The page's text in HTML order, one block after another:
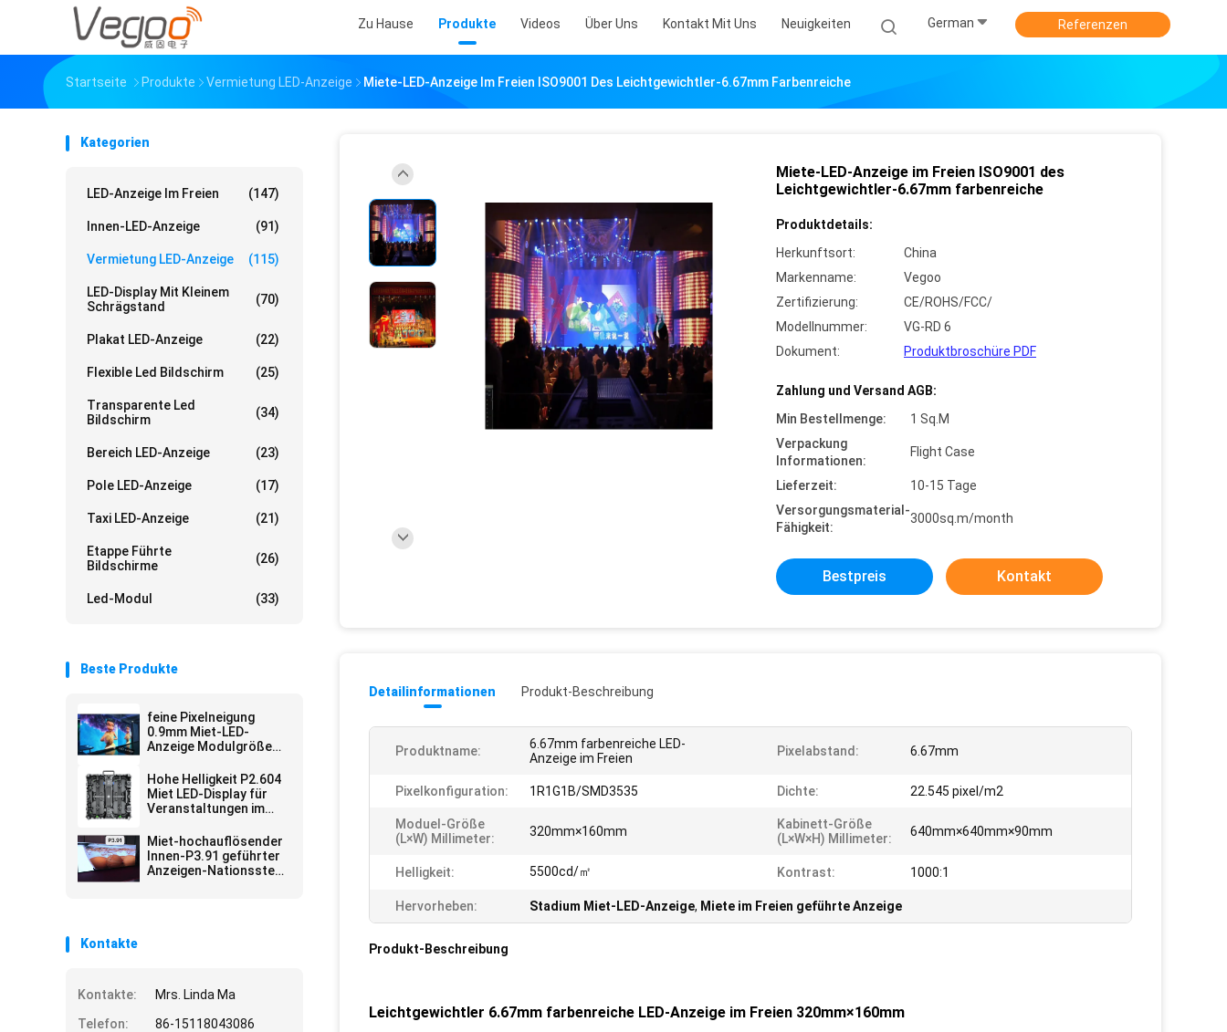
Zu Hause Produkte Videos Über Uns Kontakt Mit Uns Neuigkeiten German Referenzen
Startseite Produkte Vermietung LED-Anzeige Miete-LED-Anzeige Im Freien ISO9001 Des Leichtgewichtler-6.67mm Farbenreiche
Kategorien
LED-Anzeige Im Freien (147)
Innen-LED-Anzeige (91)
Vermietung LED-Anzeige (115)
LED-Display Mit Kleinem
Schrägstand
(70)
Plakat LED-Anzeige (22)
Flexible Led Bildschirm (25)
Transparente Led
Bildschirm
(34)
Bereich LED-Anzeige (23)
Pole LED-Anzeige (17)
Taxi LED-Anzeige (21)
Etappe Führte
Bildschirme
(26)
Led-Modul (33)
Beste Produkte
feine Pixelneigung
0.9mm Miet-LED-
Anzeige Modulgröße
Kabinettgröße 480x480
der
Bildwiederholfrequenz-
Hohe Helligkeit P2.604
Miet LED-Display für
Veranstaltungen im
Fachmessen
Unternehmenspräsentationen
Miet-hochauflösender
Innen-P3.91 geführter
Anzeigen-Nationsstern
Kontakte
Kontakte:
Mrs. Linda Ma
Telefon:
86-15118043086
Miete-LED-Anzeige im Freien ISO9001 des
Leichtgewichtler-6.67mm farbenreiche
Produktdetails:
Herkunftsort:
China
Markenname:
Vegoo
Zertifizierung:
CE/ROHS/FCC/
Modellnummer:
VG-RD 6
Dokument:
Produktbroschüre PDF
Zahlung und Versand AGB:
Min Bestellmenge:
1 Sq.M
Verpackung
Informationen:
Flight Case
Lieferzeit:
10-15 Tage
Versorgungsmaterial-
Fähigkeit:
3000sq.m/month
Bestpreis Kontakt
Detailinformationen Produkt-Beschreibung
Produktname:
6.67mm farbenreiche LED-
Anzeige im Freien
Pixelabstand: 6.67mm
Pixelkonfiguration: 1R1G1B/SMD3535 Dichte: 22.545 pixel/m2
Moduel-Größe
(L×W) Millimeter:
320mm×160mm
Kabinett-Größe
(L×W×H) Millimeter:
640mm×640mm×90mm
Helligkeit: 5500cd/㎡ Kontrast: 1000:1
Hervorheben: Stadium Miet-LED-Anzeige, Miete im Freien geführte Anzeige
Produkt-Beschreibung
Leichtgewichtler 6.67mm farbenreiche LED-Anzeige im Freien 320mm×160mm